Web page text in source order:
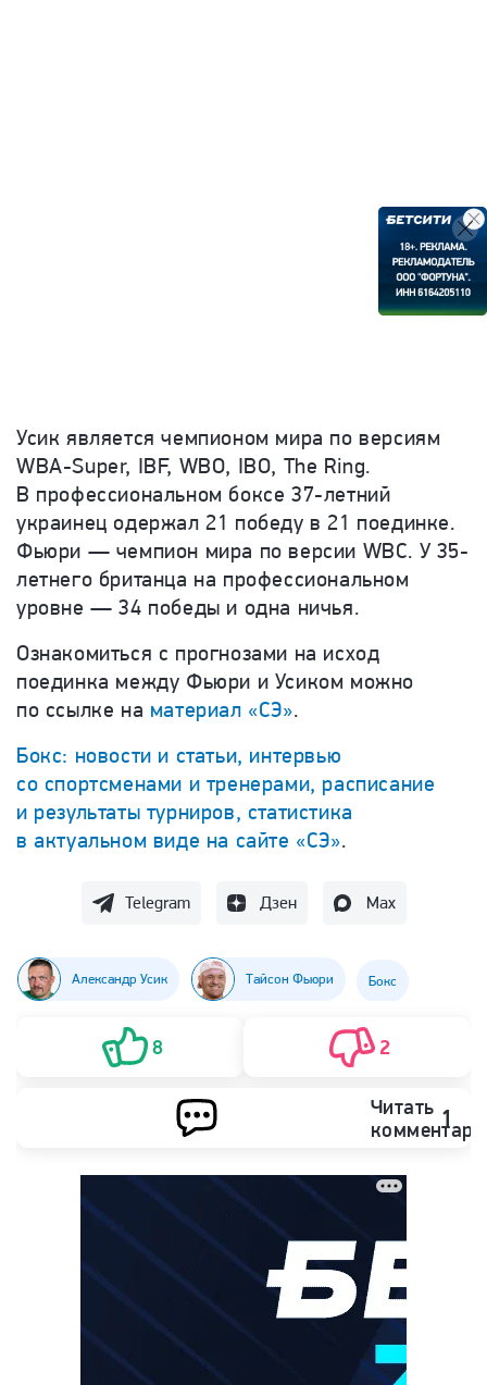
Усик является чемпионом мира по версиям
WBA-Super, IBF, WBO, IBO, The Ring.
В профессиональном боксе 37-летний
украинец одержал 21 победу в 21 поединке.
Фьюри — чемпион мира по версии WBC. У 35-
летнего британца на профессиональном
уровне — 34 победы и одна ничья.
Ознакомиться с прогнозами на исход
поединка между Фьюри и Усиком можно
по ссылке на материал «СЭ».
Бокс: новости и статьи, интервью
со спортсменами и тренерами, расписание
и результаты турниров, статистика
в актуальном виде на сайте «СЭ».
Telegram Дзен Max
Александр Усик Тайсон Фьюри Бокс
8 2
Читать 1